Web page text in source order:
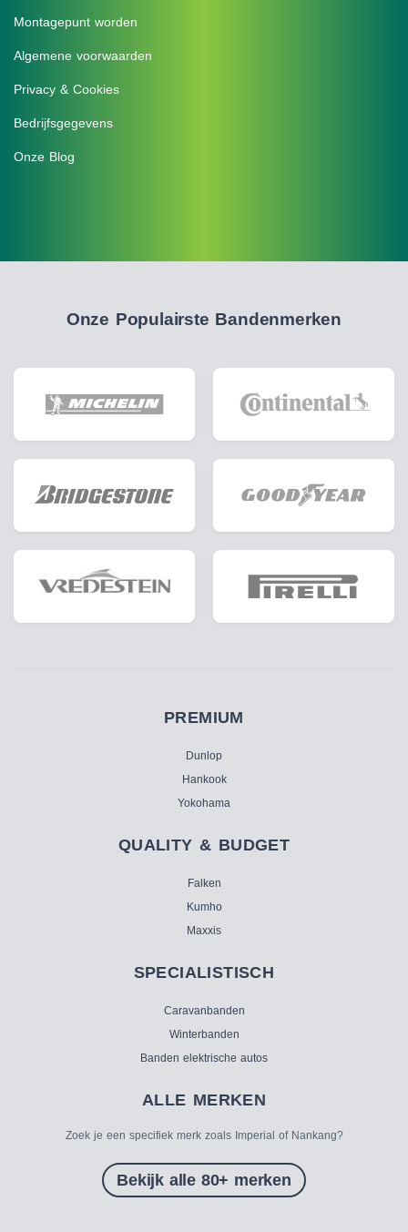
Montagepunt worden
Algemene voorwaarden
Privacy & Cookies
Bedrijfsgegevens
Onze Blog
Onze Populairste Bandenmerken
PREMIUM
Dunlop
Hankook
Yokohama
QUALITY & BUDGET
Falken
Kumho
Maxxis
SPECIALISTISCH
Caravanbanden
Winterbanden
Banden elektrische autos
ALLE MERKEN
Zoek je een specifiek merk zoals Imperial of Nankang?
Bekijk alle 80+ merken